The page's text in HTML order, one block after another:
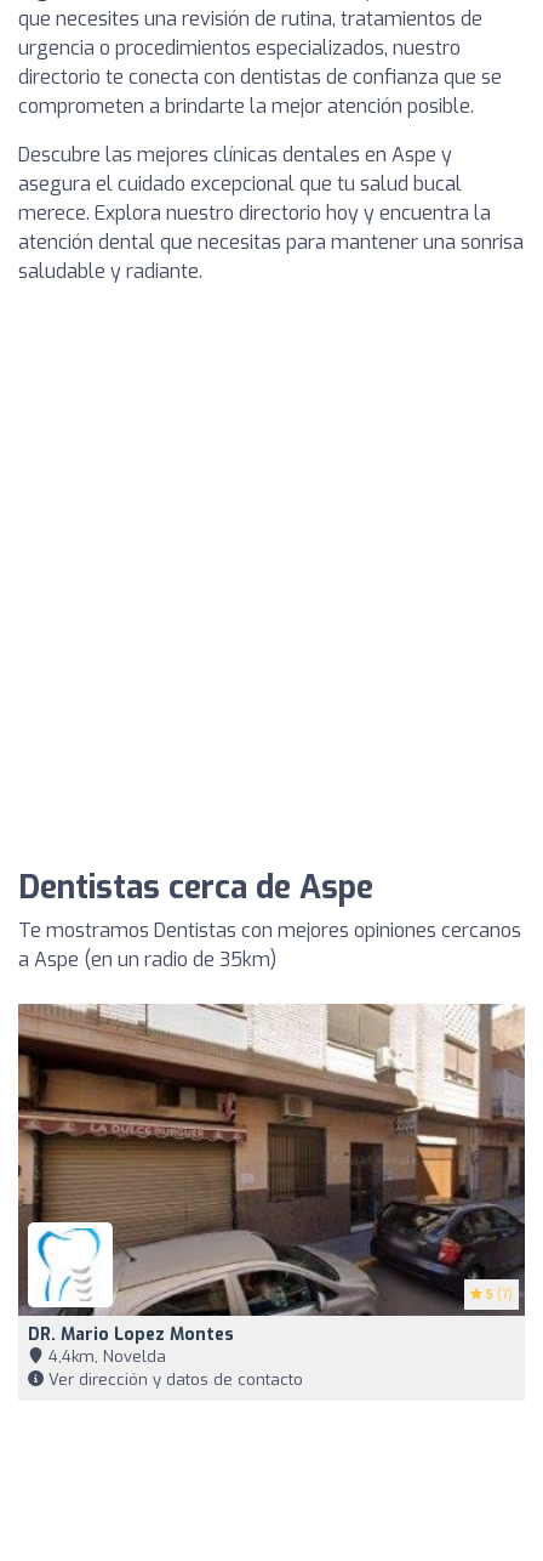
que necesites una revisión de rutina, tratamientos de
urgencia o procedimientos especializados, nuestro
directorio te conecta con dentistas de confianza que se
comprometen a brindarte la mejor atención posible.
Descubre las mejores clínicas dentales en Aspe y
asegura el cuidado excepcional que tu salud bucal
merece. Explora nuestro directorio hoy y encuentra la
atención dental que necesitas para mantener una sonrisa
saludable y radiante.
Dentistas cerca de Aspe
Te mostramos Dentistas con mejores opiniones cercanos
a Aspe (en un radio de 35km)
5 (7)
DR. Mario Lopez Montes
4,4km, Novelda
Ver dirección y datos de contacto